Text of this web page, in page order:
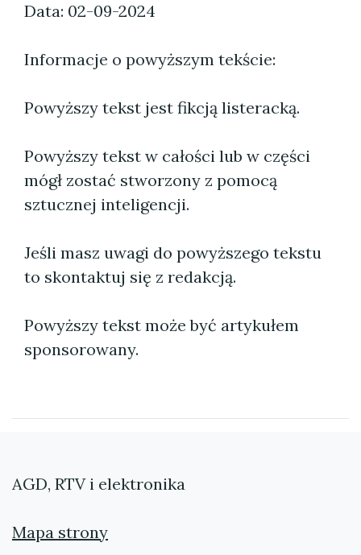
Data: 02-09-2024
Informacje o powyższym tekście:
Powyższy tekst jest fikcją listeracką.
Powyższy tekst w całości lub w części
mógł zostać stworzony z pomocą
sztucznej inteligencji.
Jeśli masz uwagi do powyższego tekstu
to skontaktuj się z redakcją.
Powyższy tekst może być artykułem
sponsorowany.
AGD, RTV i elektronika
Mapa strony